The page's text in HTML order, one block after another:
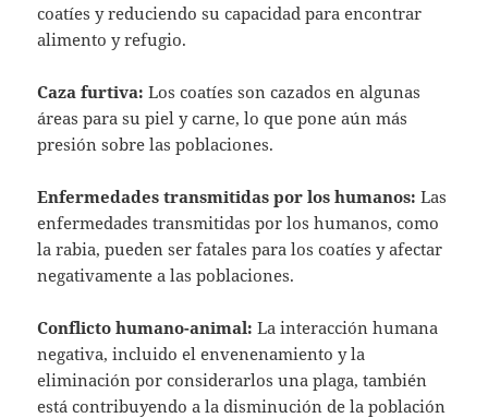
coatíes y reduciendo su capacidad para encontrar
alimento y refugio.
Caza furtiva: Los coatíes son cazados en algunas
áreas para su piel y carne, lo que pone aún más
presión sobre las poblaciones.
Enfermedades transmitidas por los humanos: Las
enfermedades transmitidas por los humanos, como
la rabia, pueden ser fatales para los coatíes y afectar
negativamente a las poblaciones.
Conflicto humano-animal: La interacción humana
negativa, incluido el envenenamiento y la
eliminación por considerarlos una plaga, también
está contribuyendo a la disminución de la población